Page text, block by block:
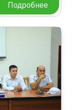
Подробнее